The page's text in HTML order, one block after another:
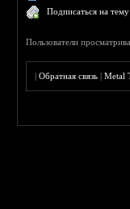
Подписаться на тему
Пользователи
|Обратная связь |Metal